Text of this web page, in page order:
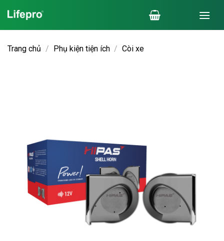
đến
nội
dung
Trang chủ / Phụ kiện tiện ích / Còi xe